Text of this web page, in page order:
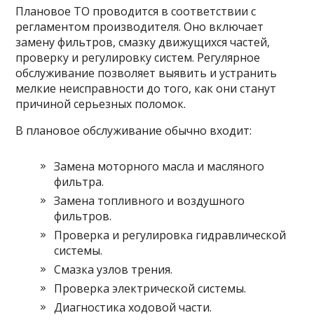
Плановое ТО проводится в соответствии с
регламентом производителя. Оно включает
замену фильтров, смазку движущихся частей,
проверку и регулировку систем. Регулярное
обслуживание позволяет выявить и устранить
мелкие неисправности до того, как они станут
причиной серьезных поломок.
В плановое обслуживание обычно входит:
Замена моторного масла и масляного
фильтра.
Замена топливного и воздушного
фильтров.
Проверка и регулировка гидравлической
системы.
Смазка узлов трения.
Проверка электрической системы.
Диагностика ходовой части.